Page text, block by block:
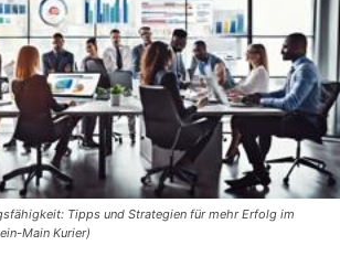
Tipps und Strategien für mehr Erfolg im
Main Kurier)